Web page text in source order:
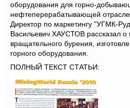
оборудования для горно-
нефтеперерабатывающей
Директор по маркетингу "УГМК-
Васильевич ХАУСТОВ рассказал о
вращательного бурения,
горного оборудования.
ПОЛНЫЙ ТЕКСТ СТАТЬИ: